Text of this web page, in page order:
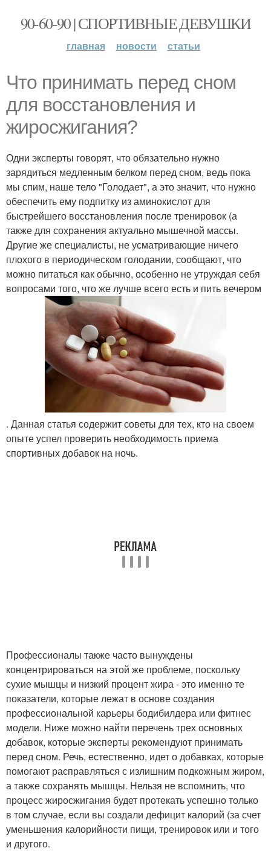
90-60-90 | СПОРТИВНЫЕ ДЕВУШКИ
главная новости статьи
Что принимать перед сном
для восстановления и
жиросжигания?
Одни эксперты говорят, что обязательно нужно
зарядиться медленным белком перед сном, ведь пока
мы спим, наше тело "Голодает", а это значит, что нужно
обеспечить ему подпитку из аминокислот для
быстрейшего восстановления после тренировок (а
также для сохранения актуально мышечной массы.
Другие же специалисты, не усматривающие ничего
плохого в периодическом голодании, сообщают, что
можно питаться как обычно, особенно не утруждая себя
вопросами того, что же лучше всего есть и пить вечером
. Данная статья содержит советы для тех, кто на своем
опыте успел проверить необходимость приема
спортивных добавок на ночь.
Профессионалы также часто вынуждены
концентрироваться на этой же проблеме, поскольку
сухие мышцы и низкий процент жира - это именно те
показатели, которые лежат в основе создания
профессиональной карьеры бодибилдера или фитнес
модели. Ниже можно найти перечень трех основных
добавок, которые эксперты рекомендуют принимать
перед сном. Речь, естественно, идет о добавках, которые
помогают расправляться с излишним подкожным жиром,
а также сохранять мышцы. Нельзя не вспомнить, что
процесс жиросжигания будет протекать успешно только
в том случае, если вы создали дефицит калорий (за счет
уменьшения калорийности пищи, тренировок или и того
и другого.